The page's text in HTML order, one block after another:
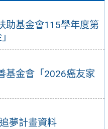
助基金會115學年度第
基金會「2026癌友家
夢計畫資料